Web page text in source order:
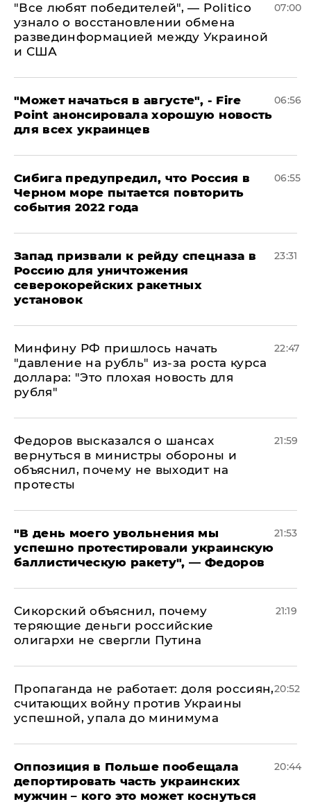
​"Все любят победителей", — Politico
узнало о восстановлении обмена
развединформацией между Украиной
и США
07:00
"Может начаться в августе", - Fire
Point анонсировала хорошую новость
для всех украинцев
06:56
Сибига предупредил, что Россия в
Черном море пытается повторить
события 2022 года
06:55
Запад призвали к рейду спецназа в
Россию для уничтожения
северокорейских ракетных
установок
23:31
Минфину РФ пришлось начать
"давление на рубль" из-за роста курса
доллара: "Это плохая новость для
рубля"
22:47
Федоров высказался о шансах
вернуться в министры обороны и
объяснил, почему не выходит на
протесты
21:59
​"В день моего увольнения мы
успешно протестировали украинскую
баллистическую ракету", — Федоров
21:53
Сикорский объяснил, почему
теряющие деньги российские
олигархи не свергли Путина
21:19
​Пропаганда не работает: доля россиян,
считающих войну против Украины
успешной, упала до минимума
20:52
Оппозиция в Польше пообещала
депортировать часть украинских
мужчин – кого это может коснуться
20:44